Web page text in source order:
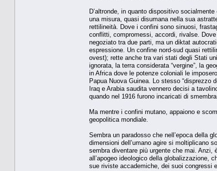
D’altronde, in quanto dispositivo
una misura, quasi disumana nella sua
rettilineità. Dove i confini sono sinuosi,
conflitti, compromessi, accordi, rivalse.
negoziato tra due parti, ma un diktat
espressione. Un confine nord-sud quasi
ovest); rette anche tra vari stati degli Stati
ignorata, la terra considerata “vergine”, la
in Africa dove le potenze coloniali le
Papua Nuova Guinea. Lo stesso “disprezzo
Iraq e Arabia saudita vennero decisi a
quando nel 1916 furono incaricati di
Ma mentre i confini mutano, appaiono e
geopolitica mondiale.
Sembra un paradosso che nell’epoca della
dimensioni dell’umano agire si moltiplicano
sembra diventare più urgente che mai. Anzi,
all’apogeo ideologico della globalizzazione,
sue riviste accademiche, dei suoi congressi